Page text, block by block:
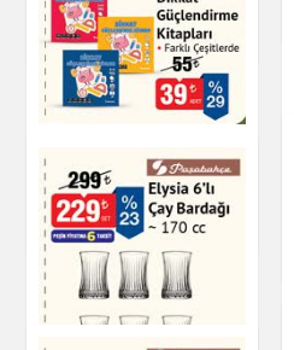
Kitap & Dergi
Dikkat Güçlendirme
Kitapları
Kitap & Dergi